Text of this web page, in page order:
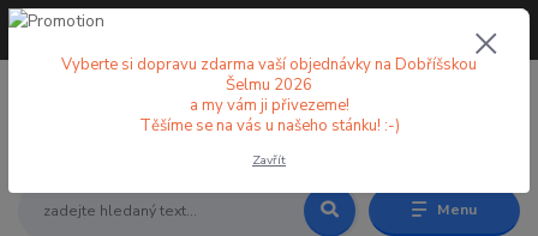
Menu
+420 773 998 582
Vyberte si dopravu zdarma vaší objednávky na Dobříšskou
Šelmu 2026
a my vám ji přivezeme!
Těšíme se na vás u našeho stánku! :-)
Zavřít